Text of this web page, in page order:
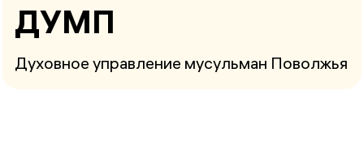
ДУМП
Духовное управление мусульман Поволжья